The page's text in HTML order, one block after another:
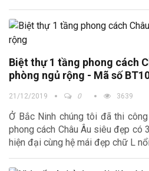
Biệt thự 1 tầng phong cách
phòng ngủ rộng - Mã số
21/12/2019 0 3639
Ở Bắc Ninh chúng tôi đã thi
phong cách Châu Âu siêu đẹp có
hiện đại cùng hệ mái đẹp chữ L